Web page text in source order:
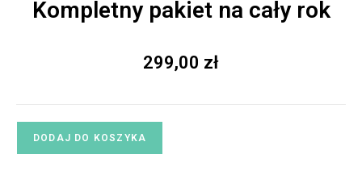
Kompletny pakiet na cały rok
299,00 zł
DODAJ DO KOSZYKA